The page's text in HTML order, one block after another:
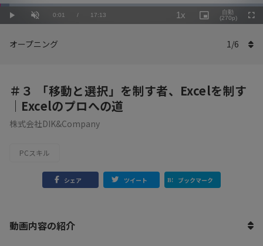
Play UnmuteCurrent
0:01 / Duration
17:13
Loaded:
3.49%
1x
Rate
Picture-
in-
自動
(270p)
オープニング 1/6
＃３ 「移動と選択」を制す者、Excelを制す
｜Excelのプロへの道
株式会社DIK&Company
PCスキル
シェア ツイート ブックマーク
動画内容の紹介